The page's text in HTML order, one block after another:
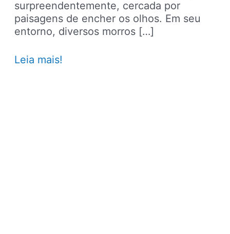
surpreendentemente, cercada por
paisagens de encher os olhos. Em seu
entorno, diversos morros […]
Mirantes
Leia mais!